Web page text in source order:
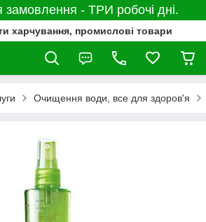
замовлення - ТРИ робочі дні.
харчування, промислові товари
Очищення води, все для здоров'я